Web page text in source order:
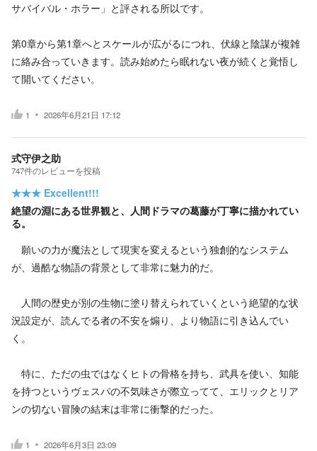
サバイバル・ホラー」と評される所以です。
第0章から第1章へとスケールが広がるにつれ、伏線と陰謀が複雑
に絡み合っていきます。読み始めたら眠れない夜が続くと覚悟し
て開いてください。
1 2026年6月21日 17:12
式守伊之助
747件のレビューを投稿
★★★ Excellent!!!
絶望の淵にある世界観と、人間ドラマの葛藤が丁寧に描かれてい
る。
願いの力が魔法として現実を変えるという独創的なシステム
が、過酷な物語の背景として非常に魅力的だ。
人間の歴史が別の生物に塗り替えられていくという絶望的な状
況設定が、読んでる者の不安を煽り、より物語に引き込んでい
く。
特に、ただの虫ではなくヒトの骨格を持ち、武具を使い、知能
を持つというヴェスパの不気味さが際立ってて、エリックとリア
ンの切ない冒険の結末は非常に衝撃的だった。
1 2026年6月3日 23:09